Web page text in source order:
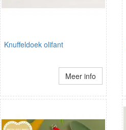
Knuffeldoek olifant
Meer info